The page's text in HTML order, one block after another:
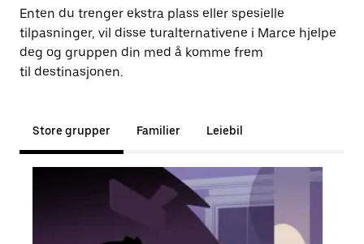
Enten du trenger ekstra plass eller spesielle
tilpasninger, vil disse turalternativene i Marce hjelpe
deg og gruppen din med å komme frem
til destinasjonen.
Store grupper Familier Leiebil